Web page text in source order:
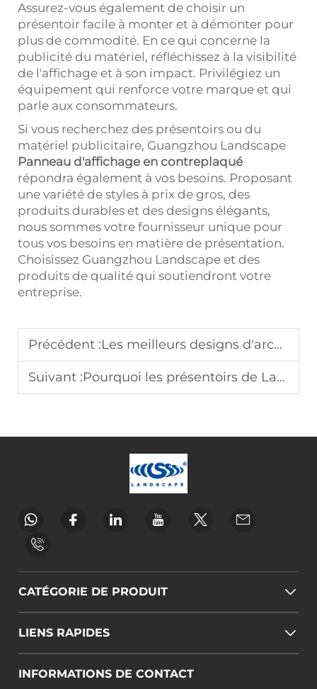
Assurez-vous également de choisir un
présentoir facile à monter et à démonter pour
plus de commodité. En ce qui concerne la
publicité du matériel, réfléchissez à la visibilité
de l'affichage et à son impact. Privilégiez un
équipement qui renforce votre marque et qui
parle aux consommateurs.
Si vous recherchez des présentoirs ou du
matériel publicitaire, Guangzhou Landscape
Panneau d'affichage en contreplaqué
répondra également à vos besoins. Proposant
une variété de styles à prix de gros, des
produits durables et des designs élégants,
nous sommes votre fournisseur unique pour
tous vos besoins en matière de présentation.
Choisissez Guangzhou Landscape et des
produits de qualité qui soutiendront votre
entreprise.
Précédent :Les meilleurs designs d'arche de mariage provenant du paysage
Suivant :Pourquoi les présentoirs de Landscape sont un choix judicieux
CATÉGORIE DE PRODUIT
LIENS RAPIDES
INFORMATIONS DE CONTACT